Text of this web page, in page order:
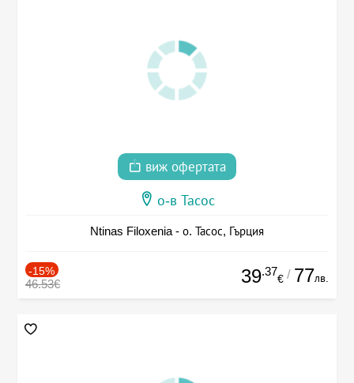
виж офертата
о-в Тасос
Ntinas Filoxenia - о. Тасос, Гърция
-15%
46.53€ 39.37
€ / 77лв.